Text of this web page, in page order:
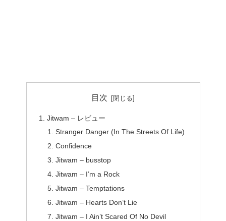
目次
Jitwam – レビュー
Stranger Danger (In The Streets Of Life)
Confidence
Jitwam – busstop
Jitwam – I’m a Rock
Jitwam – Temptations
Jitwam – Hearts Don’t Lie
Jitwam – I Ain’t Scared Of No Devil